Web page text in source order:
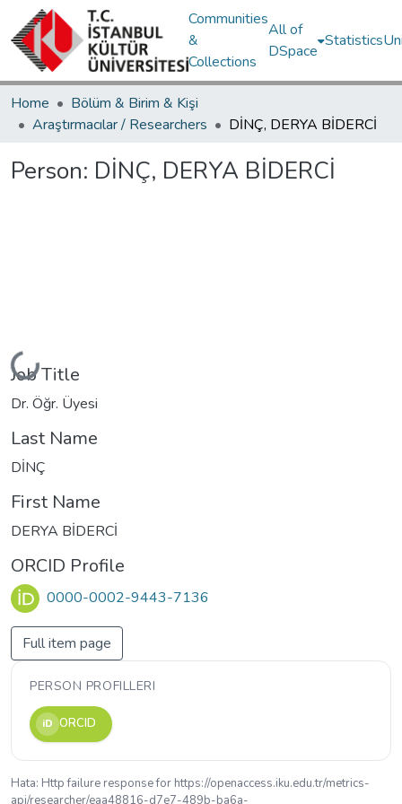
Communities
&
Collections
All of
DSpace
Statistics
Home
Bölüm & Birim & Kişi
Araştırmacılar / Researchers
DİNÇ, DERYA BİDERCİ
Person: DİNÇ, DERYA BİDERCİ
Loading...
Job Title
Dr. Öğr. Üyesi
Last Name
DİNÇ
First Name
DERYA BİDERCİ
ORCID Profile
0000-0002-9443-7136
Full item page
PERSON PROFILLERI
iD ORCID
Hata: Http failure response for https://openaccess.iku.edu.tr/metrics-
api/researcher/eaa48816-d7e7-489b-ba6a-